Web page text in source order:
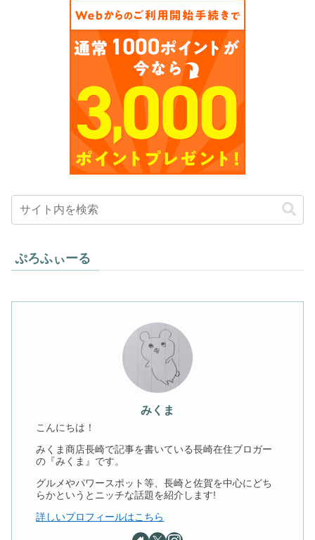
ぷろふぃーる
みくま
こんにちは！
みくま商店長崎で記事を書いている長崎在住ブロガー
の『みくま』です。
グルメやパワースポット等、長崎と佐賀を中心にどち
らかというとニッチな話題を紹介します!
詳しいプロフィールはこちら